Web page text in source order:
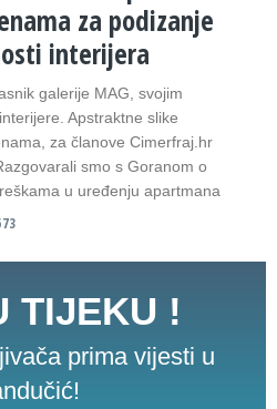
za podizanje
interijera
galerije MAG, svojim
Apstraktne slike
za članove Cimerfraj.hr
smo s Goranom o
u uređenju apartmana
TIJEKU !
prima vijesti u